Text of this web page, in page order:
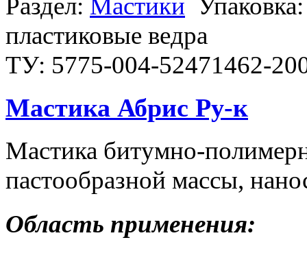
Раздел: Мастики
пластиковые ведра
ТУ: 5775-004-52471462-
Мастика Абрис Ру-к
Мастика битумно-
пастообразной массы,
Область применения: